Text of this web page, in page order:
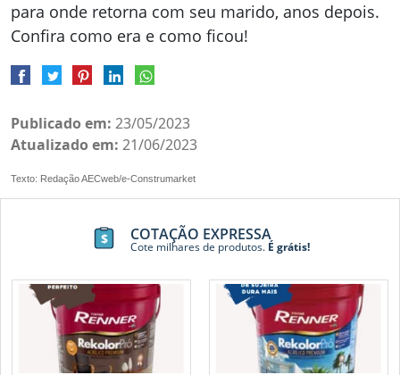
para onde retorna com seu marido, anos depois.
Confira como era e como ficou!
Publicado em: 23/05/2023
Atualizado em: 21/06/2023
Texto: Redação AECweb/e-Construmarket
COTAÇÃO EXPRESSA
Cote milhares de produtos.É grátis!